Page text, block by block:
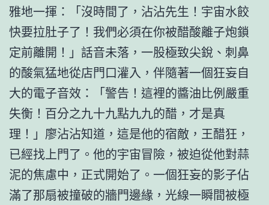
雅地一揮：「沒時間了，沾沾先生！宇宙水餃
快要拉肚子了！我們必須在你被醋酸離子炮鎖
定前離開！」話音未落，一股極致尖銳、刺鼻
的酸氣猛地從店門口灌入，伴隨著一個狂妄自
大的電子音效：「警告！這裡的醬油比例嚴重
失衡！百分之九十九點九九的醋，才是真
理！」廖沾沾知道，這是他的宿敵，王醋狂，
已經找上門了。他的宇宙冒險，被迫從他對蒜
泥的焦慮中，正式開始了。一個狂妄的影子佔
滿了那扇被撞破的牆門邊緣，光線一瞬間被極